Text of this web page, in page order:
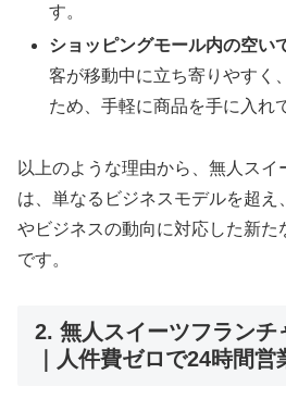
す。
ショッピングモール内の空い
客が移動中に立ち寄りやすく
ため、手軽に商品を手に入れ
以上のような理由から、無人ス
は、単なるビジネスモデルを超
やビジネスの動向に対応した新た
です。
2. 無人スイーツフランチ
｜人件費ゼロで24時間営